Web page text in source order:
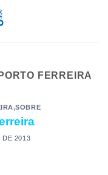
PORTO FERREIRA
,SOBRE
DE 2013